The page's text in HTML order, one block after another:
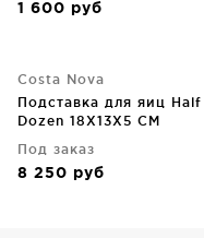
1 600 руб
Costa Nova
Подставка для яиц Half
Dozen 18X13X5 CM
Под заказ
8 250 руб